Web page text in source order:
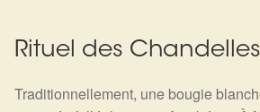
Rituel des
Traditionnellement, une bougie